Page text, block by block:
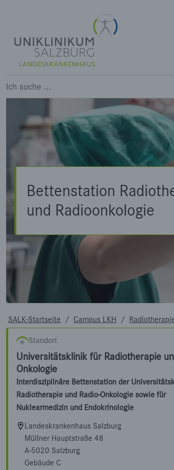
Ich suche ...
Bettenstation
und Radioonkologie
SALK-Startseite / Campus LKH /
Standort
Universitätsklinik für Radiotherapie
Onkologie
Interdisziplinäre Bettenstation der
Radiotherapie und Radio-Onkologie sowie für
Nuklearmedizin und Endokrinologie
Landeskrankenhaus Salzburg
Müllner Hauptstraße 48
A-5020 Salzburg
Gebäude C